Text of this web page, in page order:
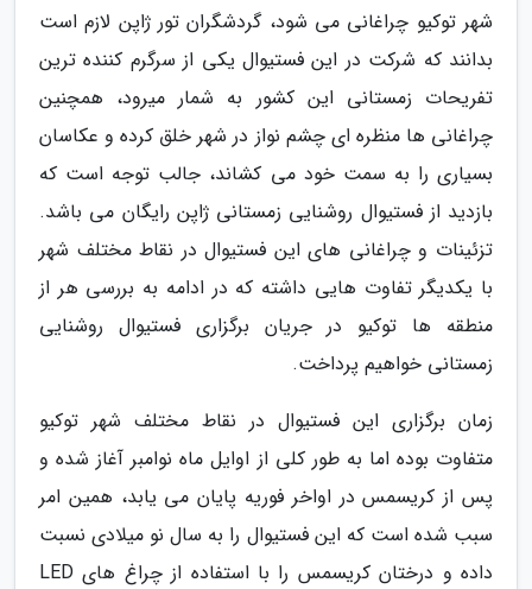
شهر توکیو چراغانی می شود، گردشگران تور ژاپن لازم است
بدانند که شرکت در این فستیوال یکی از سرگرم کننده ترین
تفریحات زمستانی این کشور به شمار میرود، همچنین
چراغانی ها منظره ای چشم نواز در شهر خلق کرده و عکاسان
بسیاری را به سمت خود می کشاند، جالب توجه است که
بازدید از فستیوال روشنایی زمستانی ژاپن رایگان می باشد.
تزئینات و چراغانی های این فستیوال در نقاط مختلف شهر
با یکدیگر تفاوت هایی داشته که در ادامه به بررسی هر از
منطقه ها توکیو در جریان برگزاری فستیوال روشنایی
زمستانی خواهیم پرداخت.
زمان برگزاری این فستیوال در نقاط مختلف شهر توکیو
متفاوت بوده اما به طور کلی از اوایل ماه نوامبر آغاز شده و
پس از کریسمس در اواخر فوریه پایان می یابد، همین امر
سبب شده است که این فستیوال را به سال نو میلادی نسبت
داده و درختان کریسمس را با استفاده از چراغ های LED